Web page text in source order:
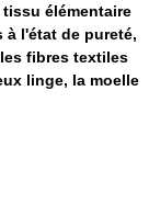
élémentaire
à l'état de pureté,
fibres textiles
linge, la moelle